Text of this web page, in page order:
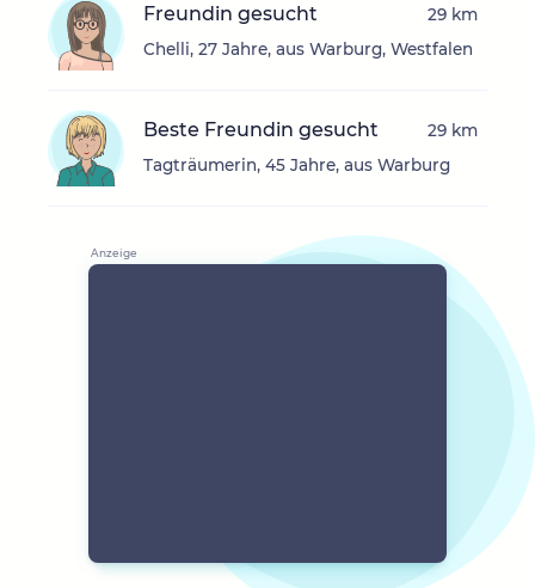
Freundin gesucht
Chelli, 27 Jahre, aus Warburg, Westfalen
29 km
Beste Freundin gesucht
Tagträumerin, 45 Jahre, aus Warburg
29 km